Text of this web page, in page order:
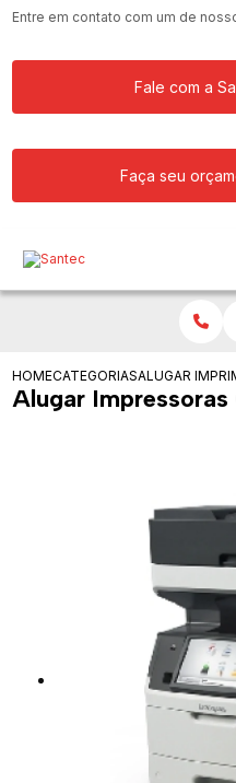
Entre em contato com um de
Fale com a
Faça seu
HOMECATEGORIASALUGAR
Alugar